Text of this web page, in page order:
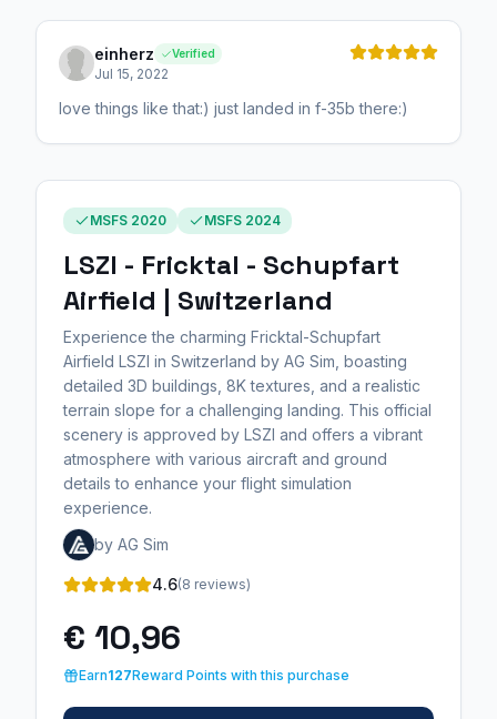
einherz Verified
Jul 15, 2022
love things like that:) just landed in f-35b there:)
MSFS 2020 MSFS 2024
LSZI - Fricktal - Schupfart
Airfield | Switzerland
Experience the charming Fricktal-Schupfart
Airfield LSZI in Switzerland by AG Sim, boasting
detailed 3D buildings, 8K textures, and a realistic
terrain slope for a challenging landing. This official
scenery is approved by LSZI and offers a vibrant
atmosphere with various aircraft and ground
details to enhance your flight simulation
experience.
by AG Sim
4.6(8 reviews)
€ 10,96
Earn127Reward Points with this purchase